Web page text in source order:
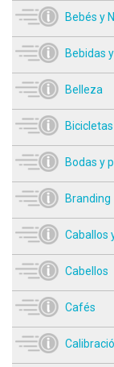
Bebés y
Bebidas
Belleza
Bicicletas
Bodas y
Branding
Caballos
Cabellos
Cafés